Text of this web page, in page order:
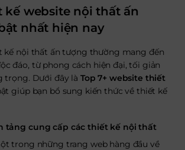
kế website nội thất ấn
nhất hiện nay
kế nội thất ấn tượng thường mang đến
đáo, từ phong cách hiện đại, tối giản
trọng. Dưới đây là Top 7+ website thiết
giúp bạn bổ sung kiến thức về thiết kế
tảng cung cấp các thiết kế nội thất
trong những trang web hàng đầu về